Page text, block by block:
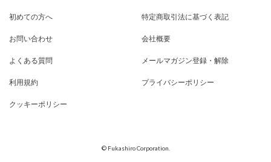
初めての方へ 特定商取引法に基づく表記
お問い合わせ 会社概要
よくある質問 メールマガジン登録・解除
利用規約 プライバシーポリシー
クッキーポリシー
© Fukashiro Corporation.